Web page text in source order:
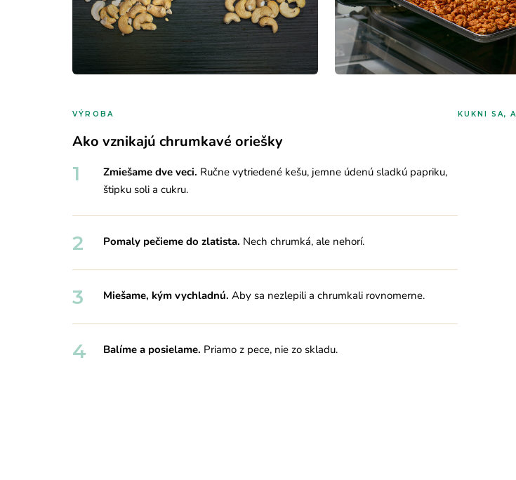
VÝROBA
Ako vznikajú chrumkavé oriešky
1 Zmiešame dve veci. Ručne vytriedené kešu, jemne údenú sladkú papriku,
štipku soli a cukru.
2 Pomaly pečieme do zlatista. Nech chrumká, ale nehorí.
3 Miešame, kým vychladnú. Aby sa nezlepili a chrumkali rovnomerne.
4 Balíme a posielame. Priamo z pece, nie zo skladu.
KUKNI SA,